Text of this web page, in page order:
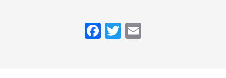
Facebook
Twitter